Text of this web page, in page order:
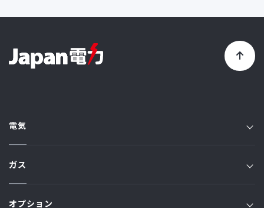
電気
電気TOP
プラン一覧
ガス
ガスTOP
オプション